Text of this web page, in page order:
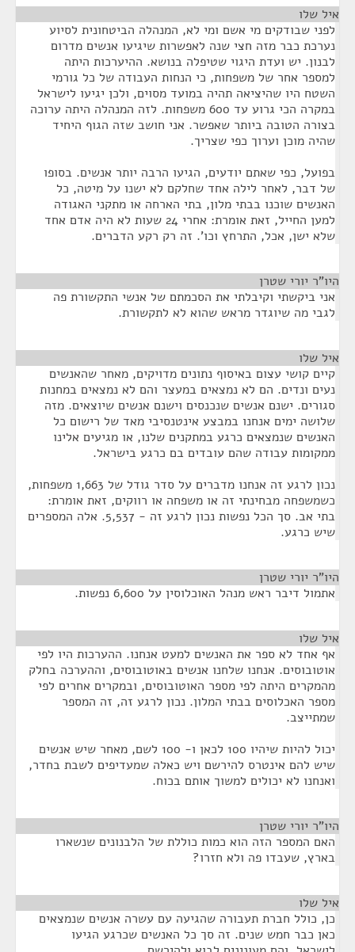
איל שלו
לפני שבודקים מי אשם ומי לא, המנהלה הביטחונית לסיוע
נערכת כבר מזה חצי שנה לאפשרות שיגיעו אנשים מדרום
לבנון. יש ועדת היגוי שטיפלה בנושא. ההיערכות היתה
למספר אחר של משפחות, כי הנחות העבודה של כל גורמי
השטח היו שהיציאה תהיה במועד מסוים, ולכן יגיעו לישראל
במקרה הכי גרוע עד 600 משפחות. לזה המנהלה היתה ערוכה
בצורה הטובה ביותר שאפשר. אני חושב שזה הגוף היחיד
שהיה מוכן וערוך כפי שצריך.
בפועל, כפי שאתם יודעים, הגיעו הרבה יותר אנשים. בסופו
של דבר, לאחר לילה אחד שחלקם לא ישנו על מיטה, כל
האנשים שוכנו בבתי מלון, בתי הארחה או מתקני האגודה
למען החייל, זאת אומרת: אחרי 24 שעות לא היה אדם אחד
שלא ישן, אכל, התרחץ וכו'. זה רק רקע הדברים.
היו"ר יורי שטרן
אני ביקשתי וקיבלתי את הסכמתם של אנשי התקשורת פה
לגבי מה שיוגדר מראש שהוא לא לתקשורת.
איל שלו
קיים קושי עצום באיסוף נתונים מדויקים, מאחר שהאנשים
נעים ונדים. הם לא נמצאים במעצר והם לא נמצאים במחנות
סגורים. ישנם אנשים שנכנסים וישנם אנשים שיוצאים. מזה
שלושה ימים אנחנו במבצע אינטנסיבי מאד של רישום כל
האנשים שנמצאים כרגע במתקנים שלנו, או מגיעים אלינו
ממקומות עבודה שהם עובדים בם כרגע בישראל.
נכון לרגע זה אנחנו מדברים על סדר גודל של 1,663 משפחות,
כשמשפחה מבחינתי זה או משפחה או רווקים, זאת אומרת:
בתי אב. סך הכל נפשות נכון לרגע זה - 5,537. אלה המספרים
שיש כרגע.
היו"ר יורי שטרן
אתמול דיבר ראש מנהל האוכלוסין על 6,600 נפשות.
איל שלו
אף אחד לא ספר את האנשים למעט אנחנו. ההערכות היו לפי
אוטובוסים. אנחנו שלחנו אנשים באוטובוסים, וההערכה בחלק
מהמקרים היתה לפי מספר האוטובוסים, ובמקרים אחרים לפי
מספר האכלוסים בבתי המלון. נכון לרגע זה, זה המספר
שמתייצב.
יכול להיות שיהיו 100 לכאן ו- 100 לשם, מאחר שיש אנשים
שיש להם אינטרס להירשם ויש כאלה שמעדיפים לשבת בחדר,
ואנחנו לא יכולים למשוך אותם בכוח.
היו"ר יורי שטרן
האם המספר הזה הוא כמות כוללת של הלבנונים שנשארו
בארץ, שעבדו פה ולא חזרו?
איל שלו
כן, כולל חברת תעבורה שהגיעה עם עשרה אנשים שנמצאים
כאן כבר חמש שנים. זה סך כל האנשים שכרגע הגיעו